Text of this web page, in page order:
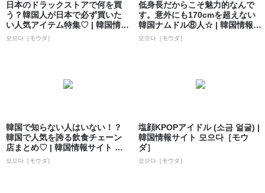
日本のドラックストアで何を買
う？韓国人が日本で必ず買いた
い人気アイテム特集♡ | 韓国情報
サイト ...
모으다［モウダ］
低身長だからこそ魅力的なんで
す。意外にも170cmを超えない
韓国ナムドル⑧人☆ | 韓国情報サ
イト...
모으다［モウダ］
韓国で知らない人はいない！？
韓国で人気を誇る飲食チェーン
店まとめ♡ | 韓国情報サイト 모
으다［モ...
모으다［モウダ］
塩顔KPOPアイドル (소금 얼굴) |
韓国情報サイト 모으다［モウ
ダ］
모으다［モウダ］